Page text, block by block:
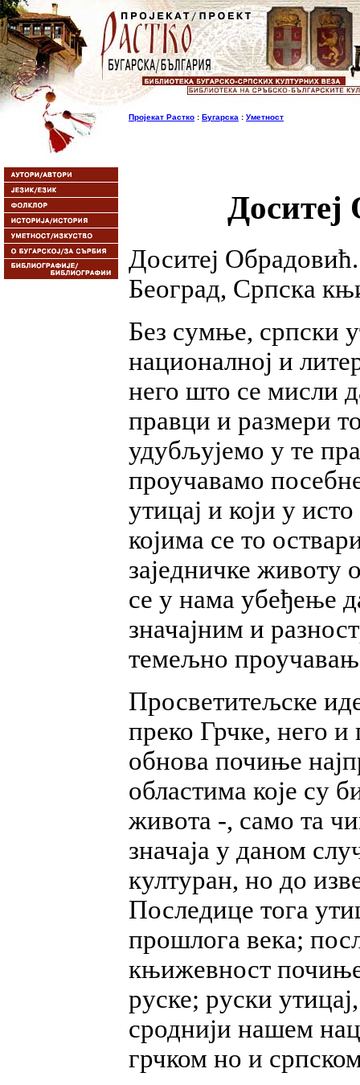
Пројекат Растко : Бугарска : Уметност
Доситеј
Доситеј
Београд, Српска
Без сумње, српски
националној и
него што се мисли
правци и размери
удубљујемо у те
проучавамо
утицај и који у
којима се то
заједничке животу
се у нама убеђење
значајним и
темељно
Просветитељске
преко Грчке, него
обнова почиње
областима које су
живота -, само та
значаја у даном
културан, но до
Последице тога
прошлога века;
књижевност почиње
руске; руски
сроднији нашем
грчком но и